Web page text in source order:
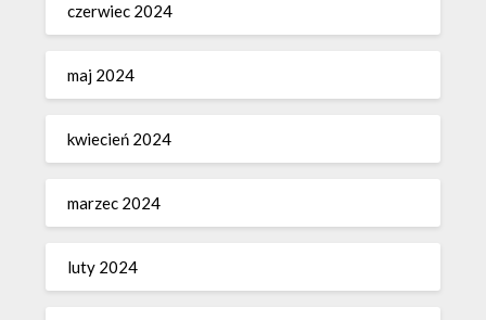
czerwiec 2024
maj 2024
kwiecień 2024
marzec 2024
luty 2024